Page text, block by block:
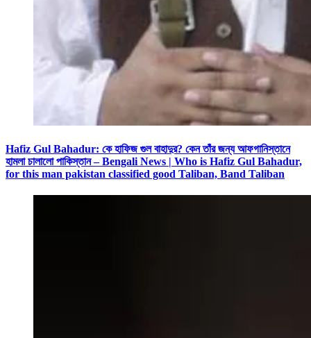
Hafiz Gul Bahadur: কে হাফিজ গুল বাহাদুর? কেন তাঁর জন্য আফগানিস্তানে
হামলা চালালো পাকিস্তান – Bengali News | Who is Hafiz Gul Bahadur,
for this man pakistan classified good Taliban, Band Taliban